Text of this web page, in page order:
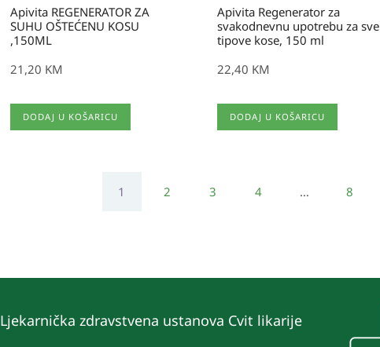
Apivita REGENERATOR ZA
SUHU OŠTEĆENU KOSU
,150ML
21,20 KM
DODAJ U KOŠARICU
Apivita Regenerator za
svakodnevnu upotrebu za sve
tipove kose, 150 ml
22,40 KM
DODAJ U KOŠARICU
1 2 3 4 … 8
Ljekarnička zdravstvena ustanova Cvit likarije